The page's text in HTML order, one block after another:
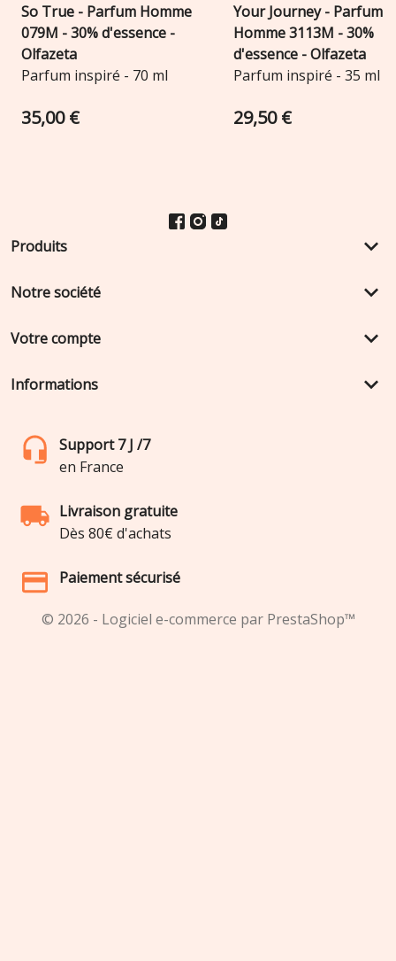
So True - Parfum Homme
079M - 30% d'essence -
Olfazeta
Parfum inspiré - 70 ml
35,00 €
Your Journey - Parfum
Homme 3113M - 30%
d'essence - Olfazeta
Parfum inspiré - 35 ml
29,50 €
Produits keyboard_arrow_down
Notre société keyboard_arrow_down
Votre compte keyboard_arrow_down
Informations keyboard_arrow_down
Support 7 J /7
en France
Livraison gratuite
Dès 80€ d'achats
Paiement sécurisé
© 2026 - Logiciel e-commerce par PrestaShop™